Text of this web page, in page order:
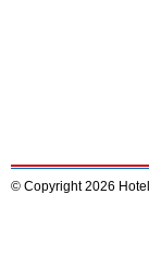
© Copyright 2026